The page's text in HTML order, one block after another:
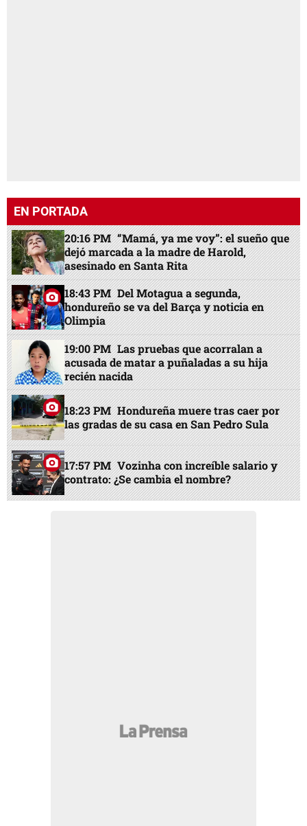
EN PORTADA
20:16 PM “Mamá, ya me voy”: el sueño que
dejó marcada a la madre de Harold,
asesinado en Santa Rita
18:43 PM Del Motagua a segunda,
hondureño se va del Barça y noticia en
Olimpia
19:00 PM Las pruebas que acorralan a
acusada de matar a puñaladas a su hija
recién nacida
18:23 PM Hondureña muere tras caer por
las gradas de su casa en San Pedro Sula
17:57 PM Vozinha con increíble salario y
contrato: ¿Se cambia el nombre?